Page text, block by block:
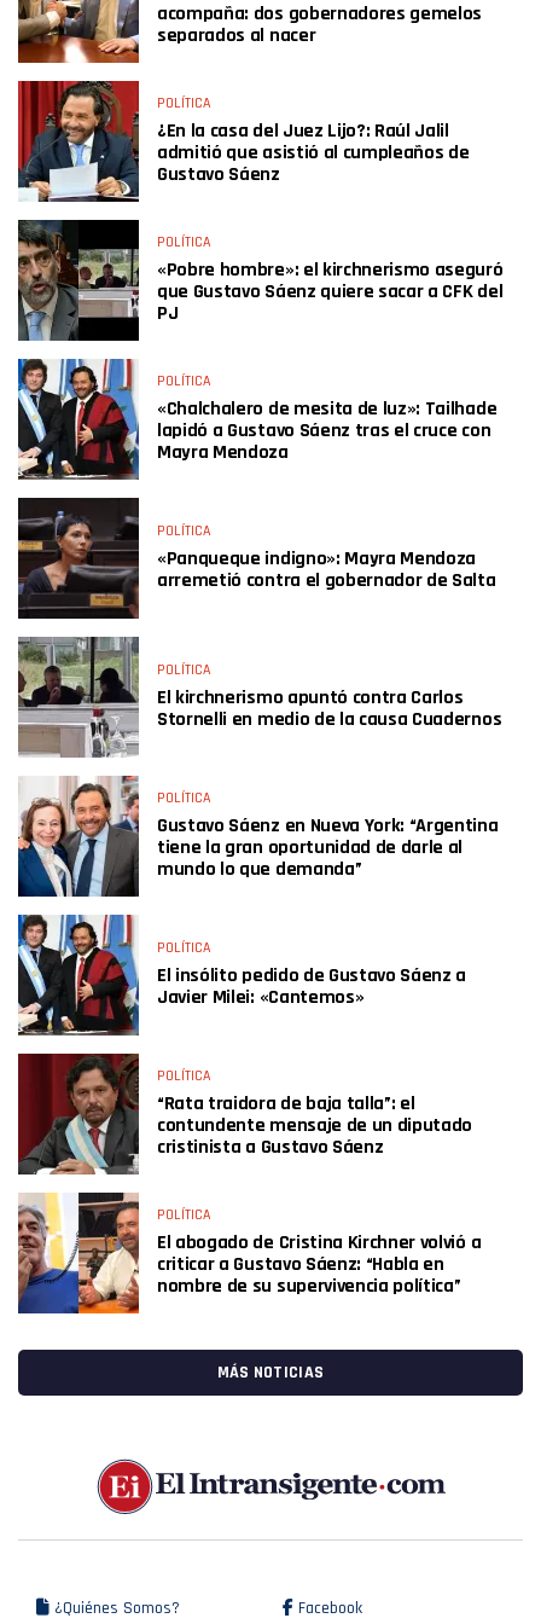
acompaña: dos gobernadores gemelos
separados al nacer
POLÍTICA
¿En la casa del Juez Lijo?: Raúl Jalil
admitió que asistió al cumpleaños de
Gustavo Sáenz
POLÍTICA
«Pobre hombre»: el kirchnerismo aseguró
que Gustavo Sáenz quiere sacar a CFK del
PJ
POLÍTICA
«Chalchalero de mesita de luz»: Tailhade
lapidó a Gustavo Sáenz tras el cruce con
Mayra Mendoza
POLÍTICA
«Panqueque indigno»: Mayra Mendoza
arremetió contra el gobernador de Salta
POLÍTICA
El kirchnerismo apuntó contra Carlos
Stornelli en medio de la causa Cuadernos
POLÍTICA
Gustavo Sáenz en Nueva York: “Argentina
tiene la gran oportunidad de darle al
mundo lo que demanda”
POLÍTICA
El insólito pedido de Gustavo Sáenz a
Javier Milei: «Cantemos»
POLÍTICA
“Rata traidora de baja talla”: el
contundente mensaje de un diputado
cristinista a Gustavo Sáenz
POLÍTICA
El abogado de Cristina Kirchner volvió a
criticar a Gustavo Sáenz: “Habla en
nombre de su supervivencia política”
MÁS NOTICIAS
¿Quiénes Somos? Facebook